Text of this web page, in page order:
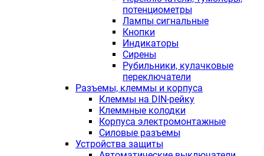
потенциометры
Лампы сигнальные
Кнопки
Индикаторы
Сирены
Рубильники, кулачковые
переключатели
Разъемы, клеммы и корпуса
Клеммы на DIN-рейку
Клеммные колодки
Корпуса электромонтажные
Силовые разъемы
Устройства защиты